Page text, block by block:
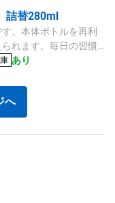
替280ml
。本体ボトルを再利
れます。毎日の習慣
を通じた備蓄用とし
あり
へ